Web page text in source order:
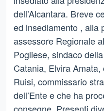
dell’Alcantara. Breve
ed insediamento , alla
assessore Regionale
Pogliese, sindaco
Catania, Elvira Amata,
Ruisi, commissario
dell’Ente e che ha